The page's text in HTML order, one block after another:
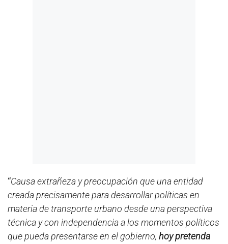
“Causa extrañeza y preocupación que una entidad
creada precisamente para desarrollar políticas en
materia de transporte urbano desde una perspectiva
técnica y con independencia a los momentos políticos
que pueda presentarse en el gobierno, hoy pretenda